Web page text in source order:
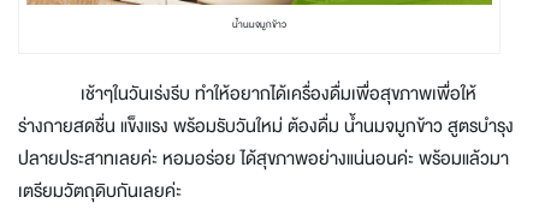
น้ำนมจมูกข้าว
เช้าๆในวันเร่งรีบ ทำให้อยากได้เครื่องดื่มเพื่อสุขภาพเพื่อให้
ร่างกายสดชื่น แข็งแรง พร้อมรับวันใหม่ ต้องดื่ม น้ำนมจมูกข้าว สูตรบำรุง
ปลายประสาทเลยค่ะ หอมอร่อย ได้สุขภาพอย่างแน่นอนค่ะ พร้อมแล้วมา
เตรียมวัตถุดิบกันเลยค่ะ